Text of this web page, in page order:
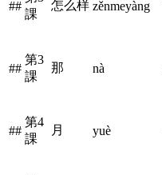
##
課
怎么样 zěnmeyàng
##
第3
課
那 nà
##
第4
課
月 yuè